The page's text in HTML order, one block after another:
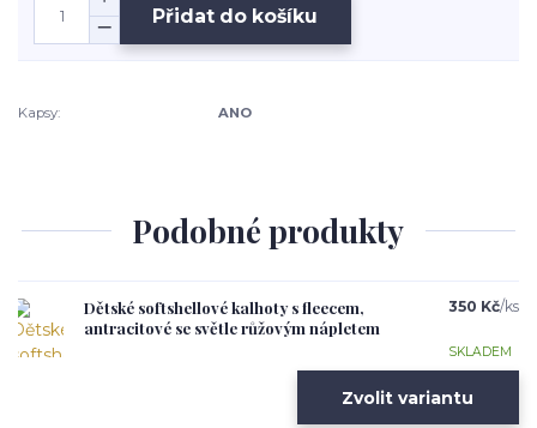
Přidat do košíku
Kapsy: ANO
Podobné produkty
Dětské softshellové kalhoty s fleecem,
antracitové se světle růžovým nápletem
350 Kč/ks
SKLADEM
Zvolit variantu